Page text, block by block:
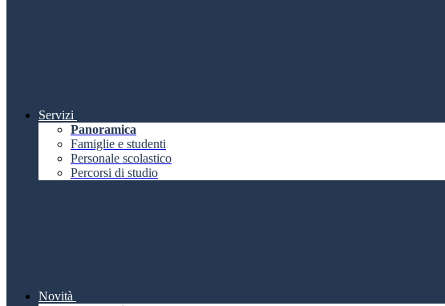
Servizi
Panoramica
Famiglie e studenti
Personale scolastico
Percorsi di studio
Novità